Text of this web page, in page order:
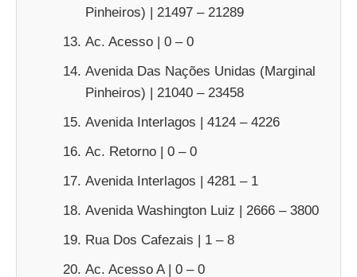
Pinheiros) | 21497 – 21289
Ac. Acesso | 0 – 0
Avenida Das Nações Unidas (Marginal
Pinheiros) | 21040 – 23458
Avenida Interlagos | 4124 – 4226
Ac. Retorno | 0 – 0
Avenida Interlagos | 4281 – 1
Avenida Washington Luiz | 2666 – 3800
Rua Dos Cafezais | 1 – 8
Ac. Acesso A | 0 – 0